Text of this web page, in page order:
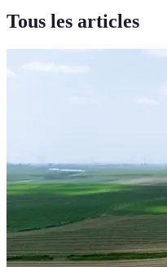
Tous les articles